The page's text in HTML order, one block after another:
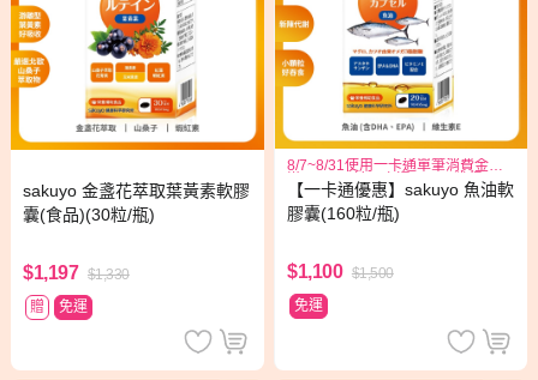
sakuyo 金盞花萃取葉黃素軟膠
囊(食品)(30粒/瓶)
$1,197 $1,330
贈
免運
8/7~8/31使用一卡通單筆消費金額
滿1999元,於一卡通APP可獲得300
元儲值金回饋
【一卡通優惠】sakuyo 魚油軟
膠囊(160粒/瓶)
$1,100 $1,500
免運